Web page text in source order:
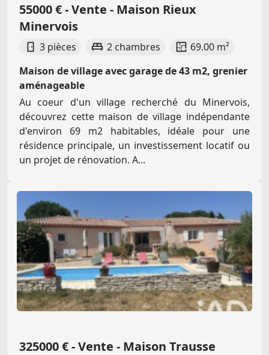
55000 € - Vente - Maison Rieux
Minervois
3 pièces 2 chambres
69.00 m²
Maison de village avec garage de 43 m2, grenier
aménageable
Au coeur d'un village recherché du Minervois,
découvrez cette maison de village indépendante
d'environ 69 m2 habitables, idéale pour une
résidence principale, un investissement locatif ou
un projet de rénovation. A...
325000 € - Vente - Maison Trausse